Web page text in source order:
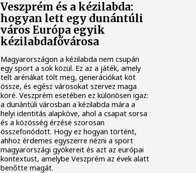
Veszprém és a kézilabda:
hogyan lett egy dunántúli
város Európa egyik
kézilabdafővárosa
Magyarországon a kézilabda nem csupán
egy sport a sok közül. Ez az a játék, amely
telt arénákat tölt meg, generációkat köt
össze, és egész városokat szervez maga
köré. Veszprém esetében ez különösen igaz:
a dunántúli városban a kézilabda mára a
helyi identitás alapköve, ahol a csapat sorsa
és a közösség érzése szorosan
összefonódott. Hogy ez hogyan történt,
ahhoz érdemes egyszerre nézni a sport
magyarországi gyökereit és azt az európai
kontextust, amelybe Veszprém az évek alatt
benőtte magát.